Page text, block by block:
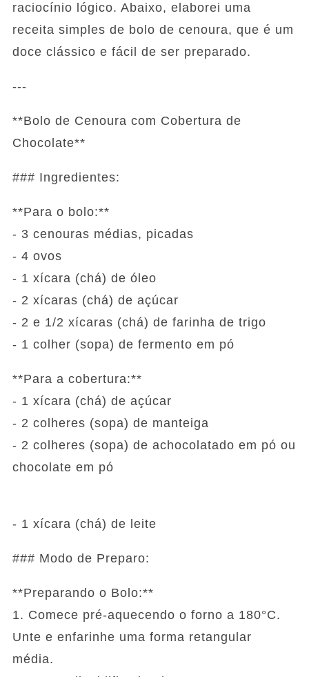
raciocínio lógico. Abaixo, elaborei uma
receita simples de bolo de cenoura, que é um
doce clássico e fácil de ser preparado.
---
**Bolo de Cenoura com Cobertura de
Chocolate**
### Ingredientes:
**Para o bolo:**
- 3 cenouras médias, picadas
- 4 ovos
- 1 xícara (chá) de óleo
- 2 xícaras (chá) de açúcar
- 2 e 1/2 xícaras (chá) de farinha de trigo
- 1 colher (sopa) de fermento em pó
**Para a cobertura:**
- 1 xícara (chá) de açúcar
- 2 colheres (sopa) de manteiga
- 2 colheres (sopa) de achocolatado em pó ou
chocolate em pó
- 1 xícara (chá) de leite
### Modo de Preparo:
**Preparando o Bolo:**
1. Comece pré-aquecendo o forno a 180°C.
Unte e enfarinhe uma forma retangular
média.